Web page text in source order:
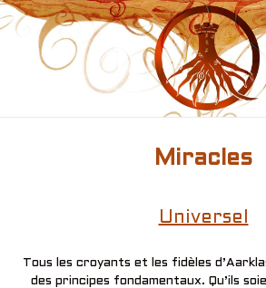
Skip
to
content
Miracles
Universel
Tous les croyants et les fidèles
des principes fondamentaux. Qu’ils